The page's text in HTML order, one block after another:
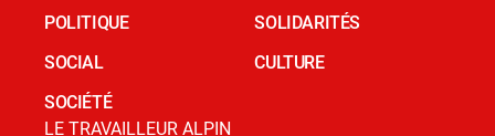
POLITIQUE
SOCIAL
SOCIÉTÉ
SOLIDARITÉS
CULTURE
LE TRAVAILLEUR ALPIN